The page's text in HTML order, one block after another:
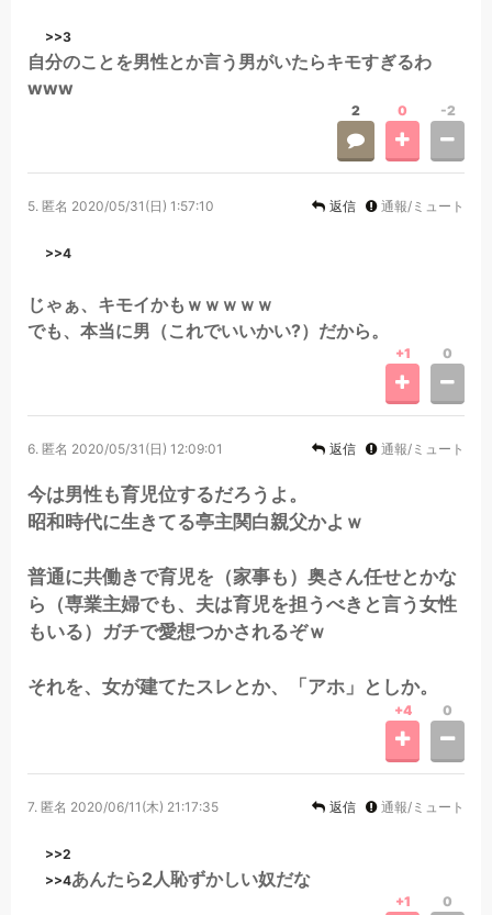
>>3
自分のことを男性とか言う男がいたらキモすぎるわ
www
2 0 -2
5. 匿名 2020/05/31(日) 1:57:10 返信 通報/ミュート
>>4
じゃぁ、キモイかもｗｗｗｗｗ
でも、本当に男（これでいいかい?）だから。
+1 0
6. 匿名 2020/05/31(日) 12:09:01 返信 通報/ミュート
今は男性も育児位するだろうよ。
昭和時代に生きてる亭主関白親父かよｗ
普通に共働きで育児を（家事も）奥さん任せとかな
ら（専業主婦でも、夫は育児を担うべきと言う女性
もいる）ガチで愛想つかされるぞｗ
それを、女が建てたスレとか、「アホ」としか。
+4 0
7. 匿名 2020/06/11(木) 21:17:35 返信 通報/ミュート
>>2
>>4あんたら2人恥ずかしい奴だな
+1 0